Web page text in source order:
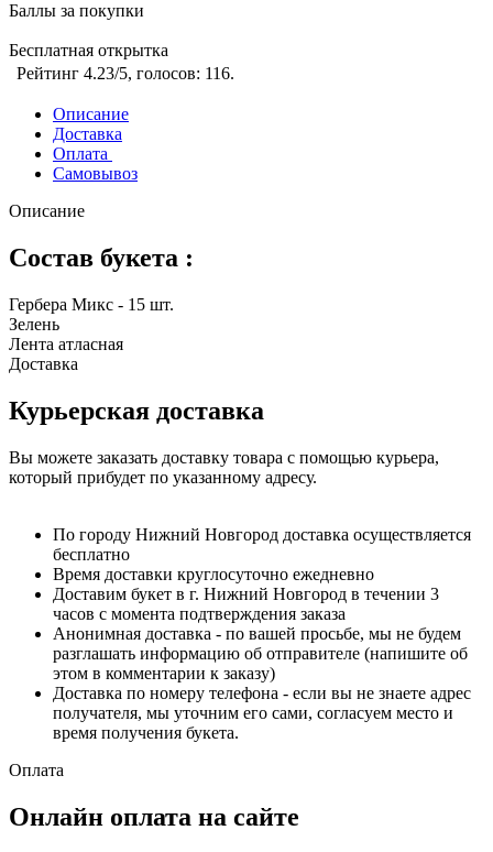
Баллы за покупки
Бесплатная открытка
Рейтинг 4.23/5, голосов: 116.
Описание
Доставка
Оплата
Самовывоз
Описание
Состав букета :
Гербера Микс - 15 шт.
Зелень
Лента атласная
Доставка
Курьерская доставка
Вы можете заказать доставку товара с помощью курьера,
который прибудет по указанному адресу.
По городу Нижний Новгород доставка осуществляется
бесплатно
Время доставки круглосуточно ежедневно
Доставим букет в г. Нижний Новгород в течении 3
часов с момента подтверждения заказа
Анонимная доставка - по вашей просьбе, мы не будем
разглашать информацию об отправителе (напишите об
этом в комментарии к заказу)
Доставка по номеру телефона - если вы не знаете адрес
получателя, мы уточним его сами, согласуем место и
время получения букета.
Оплата
Онлайн оплата на сайте